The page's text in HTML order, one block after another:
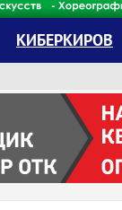
КИБЕРКИРОВ